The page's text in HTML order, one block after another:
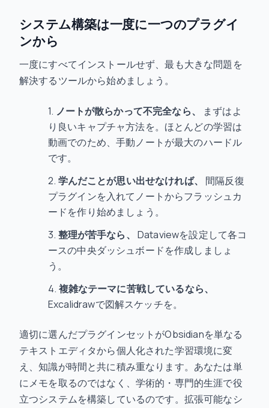
システム構築は一度に一つのプラグイ
ンから
一度にすべてインストールせず、最も大きな問題を
解決するツールから始めましょう。
ノートが散らかって不完全なら、
まずはよ
り良いキャプチャ方法を。ほとんどの学習は
動画でのため、手動ノートが最大のハードル
です。
学んだことが思い出せなければ、
間隔反復
プラグインを入れてノートからフラッシュカ
ードを作り始めましょう。
整理が苦手なら、
Dataviewを設定して各コ
ースの中央ダッシュボードを作成しましょ
う。
複雑なテーマに苦戦しているなら、
Excalidrawで図解スケッチを。
適切に選んだプラグインセットがObsidianを単なる
テキストエディタから個人化された学習環境に変
え、知識が時間と共に積み重なります。あなたは単
にメモを取るのではなく、学術的・専門的生涯で役
立つシステムを構築しているのです。拡張可能なシ